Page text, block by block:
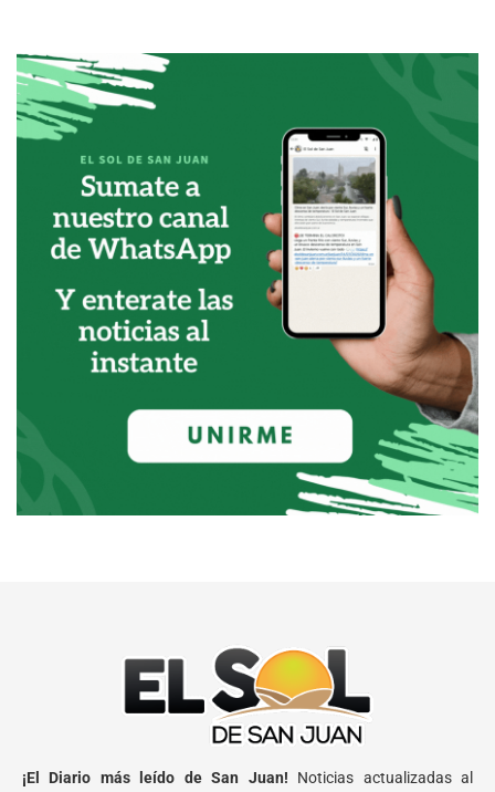
¡El Diario más leído de San Juan! Noticias actualizadas al